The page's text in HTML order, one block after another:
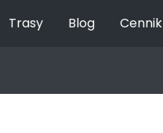
Trasy Blog Cennik